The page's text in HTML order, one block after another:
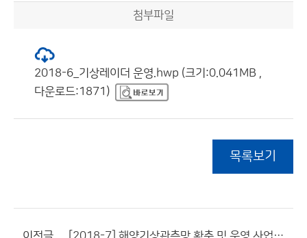
첨부파일
2018-6_기상레이더 운영.hwp (크기:0.041MB ,
다운로드:1871)
목록보기